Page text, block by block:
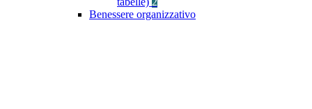
Benessere organizzativo